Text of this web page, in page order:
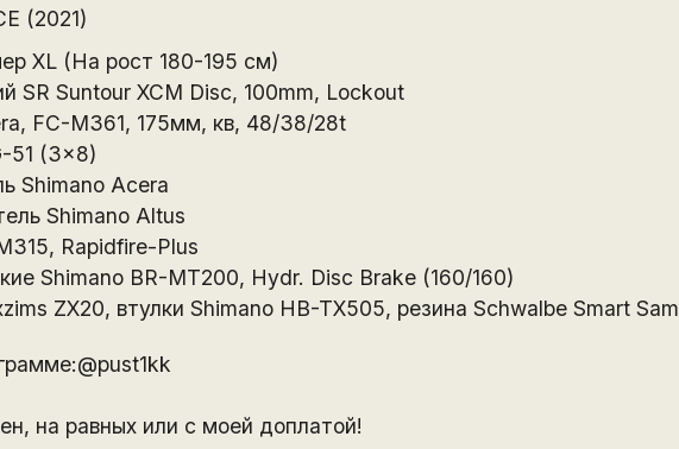
(2021)
XL (На рост 180-195 см)
SR Suntour XCM Disc, 100mm, Lockout
FC-M361, 175мм, кв, 48/38/28t
51 (3x8)
Shimano Acera
Shimano Altus
Rapidfire-Plus
Shimano BR-MT200, Hydr. Disc Brake (160/160)
ZX20, втулки Shimano HB-TX505, резина Schwalbe Smart Sam
на равных или с моей доплатой!